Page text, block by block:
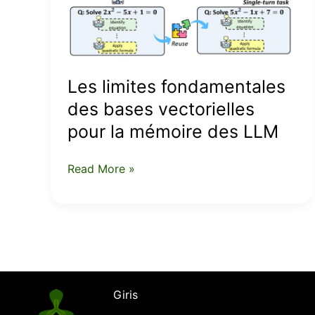
Les limites fondamentales
des bases vectorielles
pour la mémoire des LLM
pour
mémoire
LLM
Read More »
Giris